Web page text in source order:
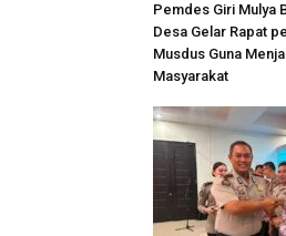
Pemdes Giri Mulya
Desa Gelar Rapat
Musdus Guna
Masyarakat